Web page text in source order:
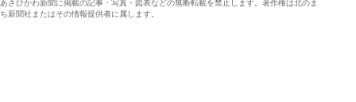
あさひかわ新聞に掲載の記事・写真・図表などの無断転載を禁止します。著作権は北のま
ち新聞社またはその情報提供者に属します。